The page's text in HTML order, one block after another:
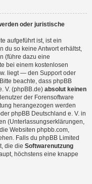
oder juristische
aufgeführt ist, ist ein
du so keine Antwort erhältst,
(führe dazu eine
bei einem kostenlosen
liegt — den Support oder
beachte, dass phpBB
V. (phpBB.de) absolut keinen
der Forensoftware
herangezogen werden
phpBB Deutschland e. V. in
(Unterlassungserklärungen,
Websiten phpbb.com,
Falls du phpBB Limited
die die Softwarenutzung
höchstens eine knappe